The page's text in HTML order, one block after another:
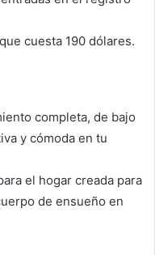
cuesta 190 dólares.
completa, de bajo
y cómoda en tu
el hogar creada para
de ensueño en